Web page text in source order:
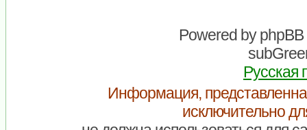
Powered byphpBB
Русская
Информация,
исключительно